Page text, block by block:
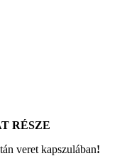
RÉSZE
veret kapszulában!